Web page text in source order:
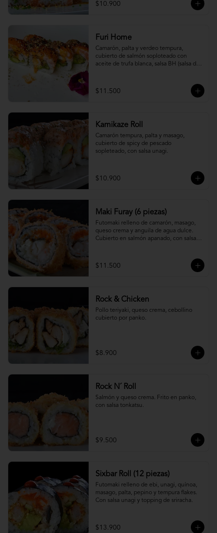
$10.900
Furi Home
Camarón, palta y verdeo tempura,
cubierto de salmón soploteado con
aceite de trufa blanca, salsa BH (salsa de
$11.500
Kamikaze Roll
Camarón tempura, palta y masago,
cubierto de spicy de pescado
sopleteado, con salsa unagi.
$10.900
Maki Furay (6 piezas)
Futomaki relleno de camarón, masago,
queso crema y anguila de agua dulce.
Cubierto en salmón apanado, con salsa
$11.500
Rock & Chicken
Pollo teriyaki, queso crema, cebollino
cubierto por panko.
$8.900
Rock N´ Roll
Salmón y queso crema. Frito en panko,
con salsa tonkatsu.
$9.500
Sixbar Roll (12 piezas)
Futomaki relleno de ebi, unagi, quínoa,
masago, palta, pepino y tempura flakes.
Con salsa unagi y topping de sriracha.
$13.900